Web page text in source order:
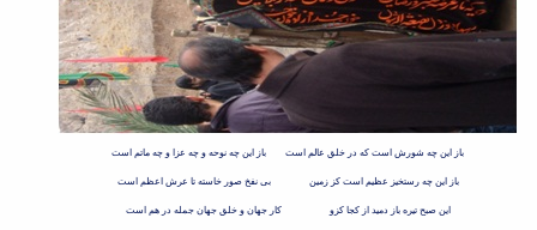
باز این چه شورش است که در خلق عالم است باز این چه نوحه و چه عزا و چه ماتم است
باز این چه رستخیز عظیم است کز زمین بی نفخ صور خاسته تا عرش اعظم است
این صبح تیره باز دمید از کجا کزو کار جهان و خلق جهان جمله در هم است